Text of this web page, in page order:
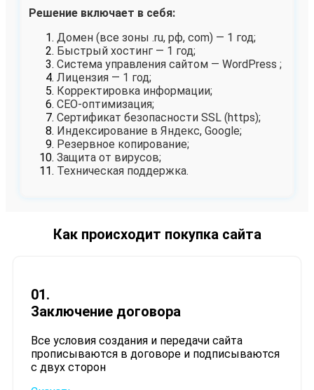
Решение включает в себя:
Домен (все зоны .ru, рф, com) — 1 год;
Быстрый хостинг — 1 год;
Система управления сайтом — WordPress ;
Лицензия — 1 год;
Корректировка информации;
СЕО-оптимизация;
Сертификат безопасности SSL (https);
Индексирование в Яндекс, Google;
Резервное копирование;
Защита от вирусов;
Техническая поддержка.
Как происходит покупка сайта
01.
Заключение договора
Все условия создания и передачи сайта
прописываются в договоре и подписываются
с двух сторон​